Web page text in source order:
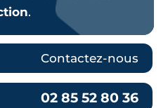
.
Contactez-nous
02 85 52 80 36